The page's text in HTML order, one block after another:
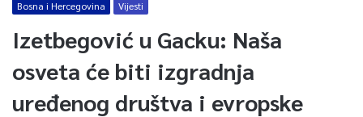
Bosna i Hercegovina Vijesti
Izetbegović u Gacku: Naša
osveta će biti izgradnja
uređenog društva i evropske